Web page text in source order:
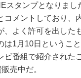
スタンプとなりまし
コメントしており、
よく許可を出した
は1月10日というこ
番組で紹介された
売中だ。